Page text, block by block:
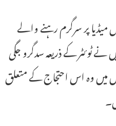
میڈیا پر سرگرم رہنے والے
ٹوئٹر کے ذریعہ سدگرو جگی
میں وہ اس احتجاج کے متعلق